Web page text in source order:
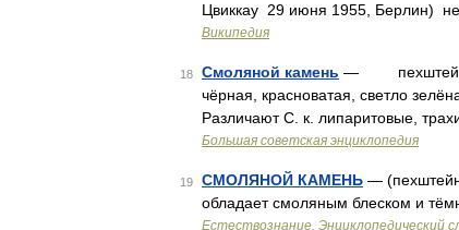
Цвиккау 29 июня 1955, Берлин)
Википедия
18 Смоляной камень — пехштейн,
чёрная, красноватая, светло
Различают С. к. липаритовые,
Большая советская энциклопедия
19 СМОЛЯНОЙ КАМЕНЬ —
обладает смоляным блеском и
Естествознание. Энциклопедический